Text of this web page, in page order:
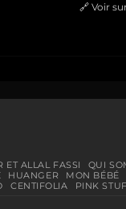
🔗 Voir
ALLAL FASSI
QUI
HUANGER MON BÉBÉ
CENTIFOLIA PINK